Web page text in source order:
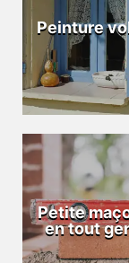
Peinture
Petite
en tout